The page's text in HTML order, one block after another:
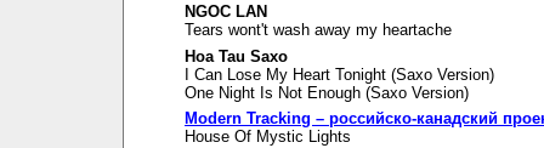
NGOC LAN
Tears wont't wash away my heartache
Hoa Tau Saxo
I Can Lose My Heart Tonight (Saxo Version)
One Night Is Not Enough (Saxo Version)
Modern Tracking – российско-канадский
House Of Mystic Lights